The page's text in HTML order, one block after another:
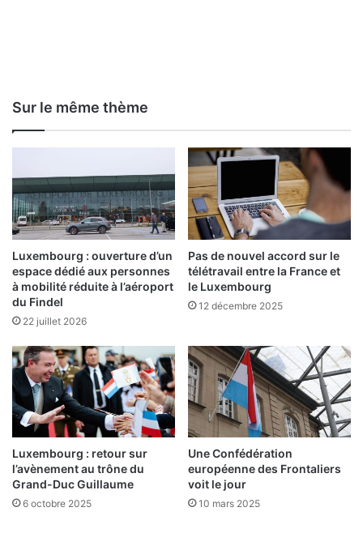
Sur le même thème
Luxembourg : ouverture d’un
espace dédié aux personnes
à mobilité réduite à l’aéroport
du Findel
22 juillet 2026
Pas de nouvel accord sur le
télétravail entre la France et
le Luxembourg
12 décembre 2025
Luxembourg : retour sur
l’avènement au trône du
Grand-Duc Guillaume
6 octobre 2025
Une Confédération
européenne des Frontaliers
voit le jour
10 mars 2025